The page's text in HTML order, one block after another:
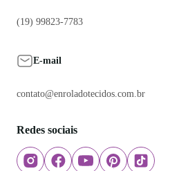
(19) 99823-7783
E-mail
contato@enroladotecidos.com.br
Redes sociais